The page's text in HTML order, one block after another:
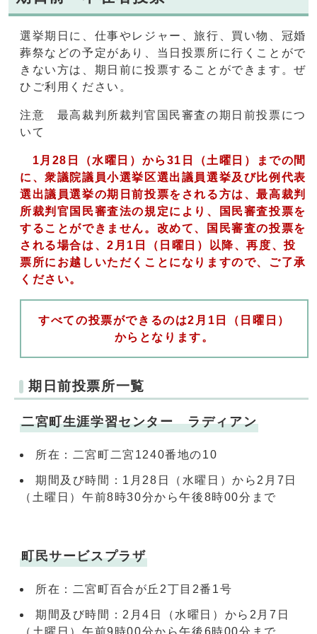
選挙期日に、仕事やレジャー、旅行、買い物、冠婚
葬祭などの予定があり、当日投票所に行くことがで
きない方は、期日前に投票することができます。ぜ
ひご利用ください。
注意 最高裁判所裁判官国民審査の期日前投票につ
いて
1月28日（水曜日）から31日（土曜日）までの間
に、衆議院議員小選挙区選出議員選挙及び比例代表
選出議員選挙の期日前投票をされる方は、最高裁判
所裁判官国民審査法の規定により、国民審査投票を
することができません。改めて、国民審査の投票を
される場合は、2月1日（日曜日）以降、再度、投
票所にお越しいただくことになりますので、ご了承
ください。
すべての投票ができるのは2月1日（日曜日）
からとなります。
期日前投票所一覧
二宮町生涯学習センター ラディアン
所在：二宮町二宮1240番地の10
期間及び時間：1月28日（水曜日）から2月7日
（土曜日）午前8時30分から午後8時00分まで
町民サービスプラザ
所在：二宮町百合が丘2丁目2番1号
期間及び時間：2月4日（水曜日）から2月7日